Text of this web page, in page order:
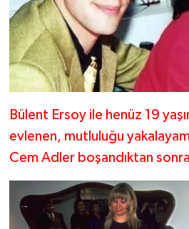
Bülent Ersoy ile henüz 19
evlenen, mutluluğu
Cem Adler boşandıktan